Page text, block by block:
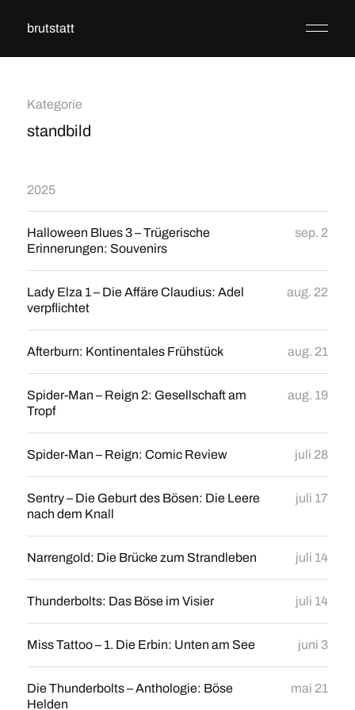
brutstatt
Kategorie
standbild
2025
Halloween Blues 3 – Trügerische
Erinnerungen: Souvenirs
sep. 2
Lady Elza 1 – Die Affäre Claudius: Adel
verpflichtet
aug. 22
Afterburn: Kontinentales Frühstück aug. 21
Spider-Man – Reign 2: Gesellschaft am
Tropf
aug. 19
Spider-Man – Reign: Comic Review juli 28
Sentry – Die Geburt des Bösen: Die Leere
nach dem Knall
juli 17
Narrengold: Die Brücke zum Strandleben juli 14
Thunderbolts: Das Böse im Visier juli 14
Miss Tattoo – 1. Die Erbin: Unten am See juni 3
Die Thunderbolts – Anthologie: Böse
Helden
mai 21